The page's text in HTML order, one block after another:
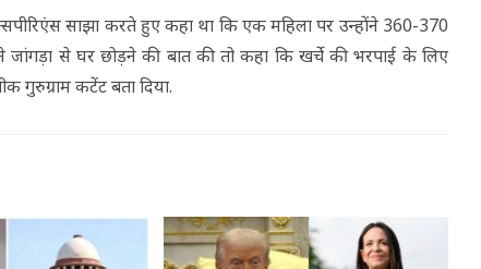
साझा करते हुए कहा था कि एक महिला पर उन्होंने 360-370
से घर छोड़ने की बात की तो कहा कि खर्चे की भरपाई के लिए
गुरुग्राम कटेंट बता दिया.